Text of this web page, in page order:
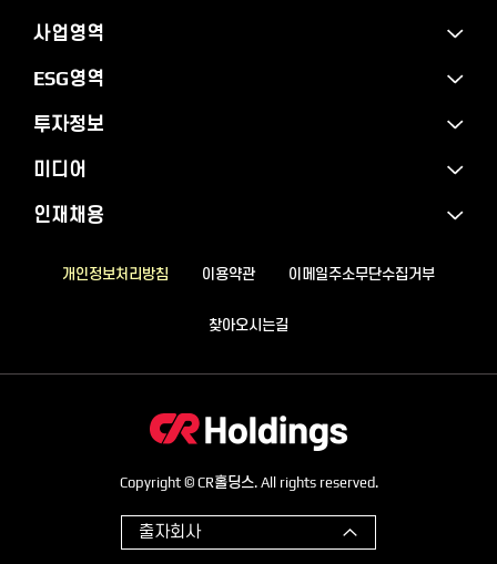
사업영역
ESG영역
투자정보
미디어
인재채용
개인정보처리방침 이용약관 이메일주소무단수집거부
찾아오시는길
Copyright © CR홀딩스. All rights reserved.
출자회사